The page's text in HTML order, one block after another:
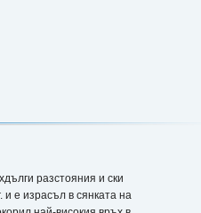
разстояния и ски
е израсъл в сянката на